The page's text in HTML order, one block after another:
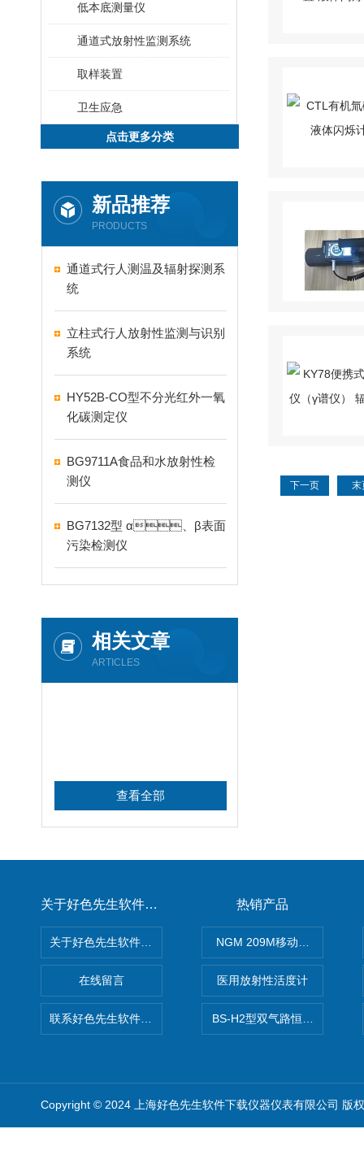
低本底测量仪
通道式放射性监测系统
取样装置
卫生应急
点击更多分类
新品推荐
PRODUCTS
通道式行人测温及辐射探测系
统
​立柱式行人放射性监测与识别
系统
HY52B-CO型不分光红外一氧
化碳测定仪
BG9711A食品和水放射性检
测仪
BG7132型 α、β表面
污染检测仪
相关文章
ARTICLES
查看全部
下一页 末
关于好色先生软件下载
在线留言
热销产品
NGM 209M移动式惰性气体
医用放射性活度计
BS-H2型双气路恒流大气采样
Copyright © 2024 上海好色先生软件下载仪器仪表有限公司 版